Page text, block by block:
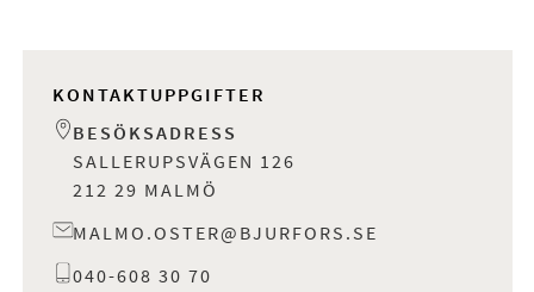
KONTAKTUPPGIFTER
BESÖKSADRESS
SALLERUPSVÄGEN 126
212 29 MALMÖ
MALMO.OSTER@BJURFORS.SE
040-608 30 70